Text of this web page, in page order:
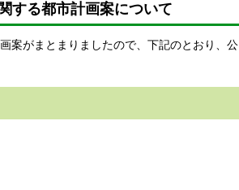
する都市計画案について
案がまとまりましたので、下記のとおり、公